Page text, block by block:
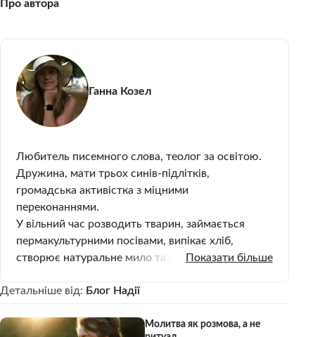
Про автора
Ганна Козел
Любитель писемного слова, теолог за освітою.
Дружина, мати трьох синів-підлітків,
громадська активістка з міцними
переконаннями.
У вільний час розводить тварин, займається
пермакультурними посівами, випікає хліб,
створює натуральне мило та десятки
місцевій християнській громаді.
Показати більше
Детальніше від: Блог Надії
Молитва як розмова, а не